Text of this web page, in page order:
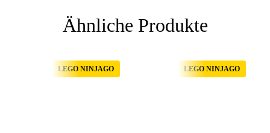
Ähnliche Produkte
LEGO NINJAGO LEGO NINJAGO